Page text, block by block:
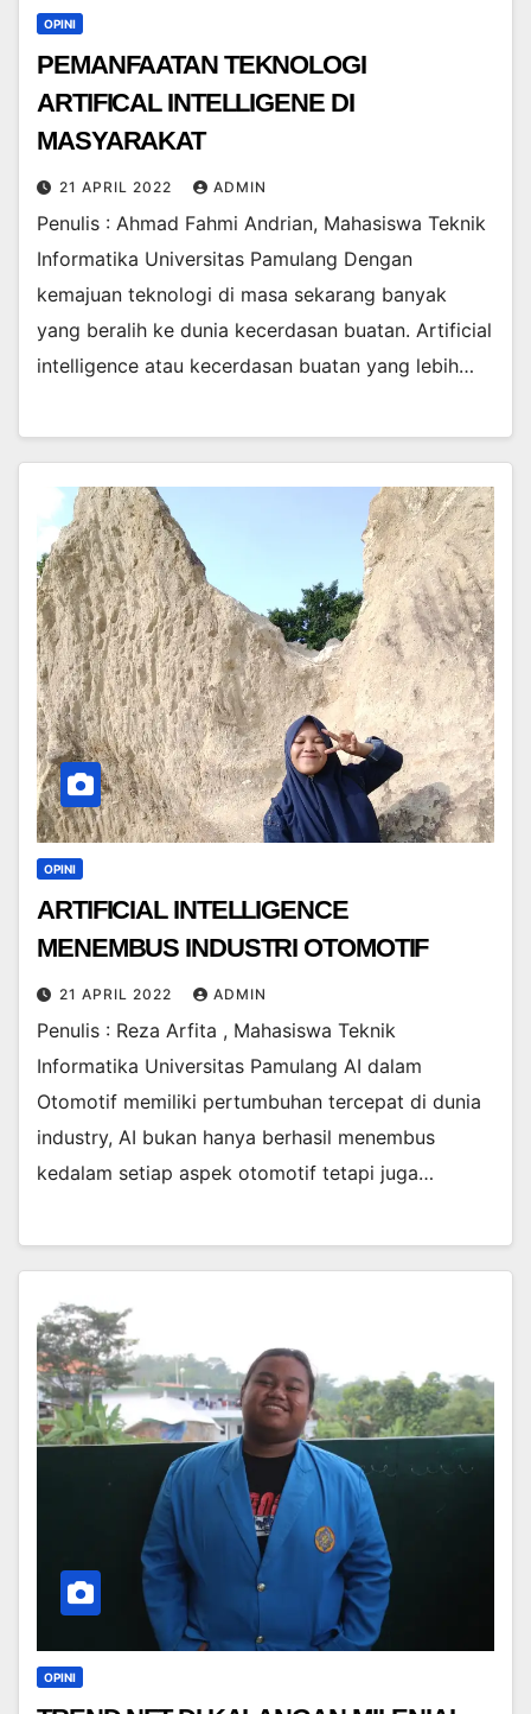
OPINI
PEMANFAATAN TEKNOLOGI
ARTIFICAL INTELLIGENE DI
MASYARAKAT
21 APRIL 2022 ADMIN
Penulis : Ahmad Fahmi Andrian, Mahasiswa Teknik
Informatika Universitas Pamulang Dengan
kemajuan teknologi di masa sekarang banyak
yang beralih ke dunia kecerdasan buatan. Artificial
intelligence atau kecerdasan buatan yang lebih…
OPINI
ARTIFICIAL INTELLIGENCE
MENEMBUS INDUSTRI OTOMOTIF
21 APRIL 2022 ADMIN
Penulis : Reza Arfita , Mahasiswa Teknik
Informatika Universitas Pamulang AI dalam
Otomotif memiliki pertumbuhan tercepat di dunia
industry, AI bukan hanya berhasil menembus
kedalam setiap aspek otomotif tetapi juga…
OPINI